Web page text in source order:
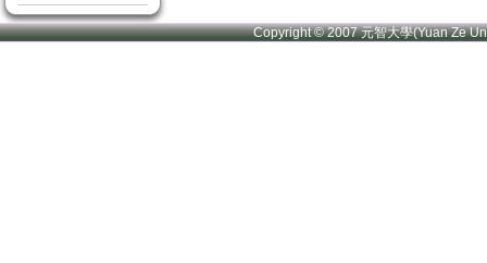
Copyright © 2007 元智大學(Yuan Ze